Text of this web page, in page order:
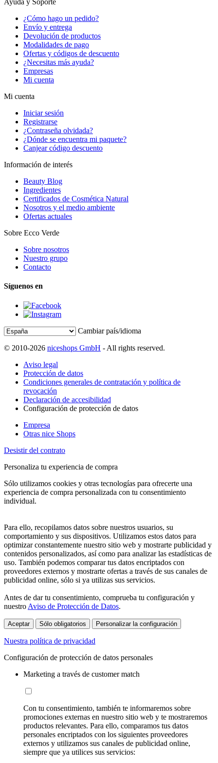
Ayuda y Soporte
¿Cómo hago un pedido?
Envío y entrega
Devolución de productos
Modalidades de pago
Ofertas y códigos de descuento
¿Necesitas más ayuda?
Empresas
Mi cuenta
Mi cuenta
Iniciar sesión
Registrarse
¿Contraseña olvidada?
¿Dónde se encuentra mi paquete?
Canjear código descuento
Información de interés
Beauty Blog
Ingredientes
Certificados de Cosmética Natural
Nosotros y el medio ambiente
Ofertas actuales
Sobre Ecco Verde
Sobre nosotros
Nuestro grupo
Contacto
Síguenos en
Cambiar país/idioma
© 2010-2026 niceshops GmbH - All rights reserved.
Aviso legal
Protección de datos
Condiciones generales de contratación y política de
revocación
Declaración de accesibilidad
Configuración de protección de datos
Empresa
Otras nice Shops
Desistir del contrato
Personaliza tu experiencia de compra
Sólo utilizamos cookies y otras tecnologías para ofrecerte una
experiencia de compra personalizada con tu consentimiento
individual.
Para ello, recopilamos datos sobre nuestros usuarios, su
comportamiento y sus dispositivos. Utilizamos estos datos para
optimizar constantemente nuestro sitio web y mostrarte publicidad y
contenidos personalizados, así como para analizar las estadísticas de
uso. También podemos comparar tus datos encriptados con
proveedores externos y mostrarte ofertas a través de sus canales de
publicidad online, sólo si ya utilizas sus servicios.
Antes de dar tu consentimiento, comprueba tu configuración y
nuestro Aviso de Protección de Datos.
Aceptar Sólo obligatorios Personalizar la configuración
Nuestra política de privacidad
Configuración de protección de datos personales
Marketing a través de customer match
Con tu consentimiento, también te informaremos sobre
promociones externas en nuestro sitio web y te mostraremos
productos relevantes. Para ello, comparamos tus datos
personales encriptados con los siguientes proveedores
externos y utilizamos sus canales de publicidad online,
siempre que ya utilices sus servicios: